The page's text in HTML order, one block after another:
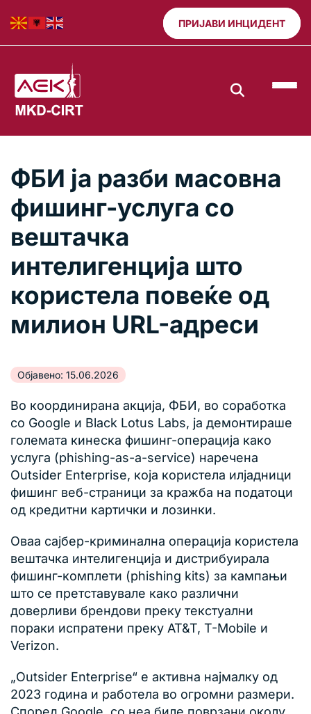
ПРИЈАВИ ИНЦИДЕНТ
ФБИ ја разби масовна
фишинг-услуга со
вештачка
интелигенција што
користела повеќе од
милион URL-адреси
Објавено: 15.06.2026
Во координирана акција, ФБИ, во соработка
со Google и Black Lotus Labs, ја демонтираше
големата кинеска фишинг-операција како
услуга (phishing-as-a-service) наречена
Outsider Enterprise, која користела илјадници
фишинг веб-страници за кражба на податоци
од кредитни картички и лозинки.
Оваа сајбер-криминална операција користела
вештачка интелигенција и дистрибуирала
фишинг-комплети (phishing kits) за кампањи
што се претставувале како различни
доверливи брендови преку текстуални
пораки испратени преку AT&T, T-Mobile и
Verizon.
„Outsider Enterprise“ е активна најмалку од
2023 година и работела во огромни размери.